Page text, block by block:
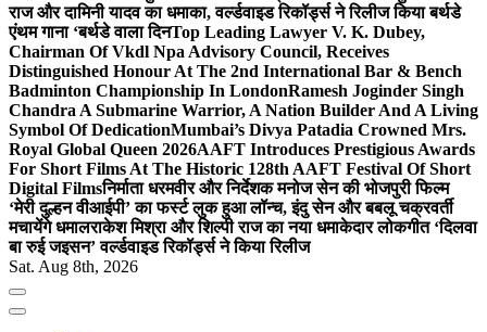
राज और दामिनी यादव का धमाका, वर्ल्डवाइड रिकॉर्ड्स ने रिलीज किया बर्थडे
एंथम गाना ‘बर्थडे वाला दिनTop Leading Lawyer V. K. Dubey,
Chairman Of Vkdl Npa Advisory Council, Receives
Distinguished Honour At The 2nd International Bar & Bench
Badminton Championship In LondonRamesh Joginder Singh
Chandra A Submarine Warrior, A Nation Builder And A Living
Symbol Of DedicationMumbai’s Divya Patadia Crowned Mrs.
Royal Global Queen 2026AAFT Introduces Prestigious Awards
For Short Films At The Historic 128th AAFT Festival Of Short
Digital Filmsनिर्माता धरमवीर और निर्देशक मनोज सेन की भोजपुरी फिल्म
‘मेरी दुल्हन वीआईपी’ का फर्स्ट लुक हुआ लॉन्च, इंदु सेन और बबलू चक्रवर्ती
मचायेंगे धमालराकेश मिश्रा और शिल्पी राज का नया धमाकेदार लोकगीत ‘दिलवा
बा रुई जइसन’ वर्ल्डवाइड रिकॉर्ड्स ने किया रिलीज
Sat. Aug 8th, 2026